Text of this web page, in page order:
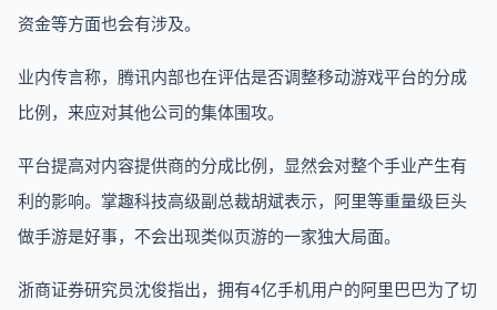
资金等方面也会有涉及。
业内传言称，腾讯内部也在评估是否调整移动游戏平台的分成
比例，来应对其他公司的集体围攻。
平台提高对内容提供商的分成比例，显然会对整个手业产生有
利的影响。掌趣科技高级副总裁胡斌表示，阿里等重量级巨头
做手游是好事，不会出现类似页游的一家独大局面。
浙商证券研究员沈俊指出，拥有4亿手机用户的阿里巴巴为了切